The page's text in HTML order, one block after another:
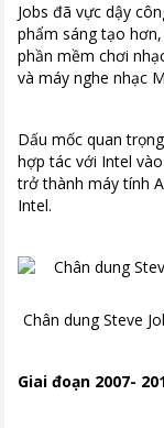
Jobs đã vực dậy
phẩm sáng tạo
phần mềm chơi
và máy nghe nhạc
Dấu mốc quan
hợp tác với Intel
trở thành máy tính
Intel.
Chân dung Steve
Giai đoạn 2007-